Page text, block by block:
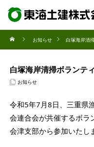
お知らせ 白塚海岸清
白塚海岸清掃ボランテ
お知らせ
令和5年7月8日、三重県
会連合会が共催するボラ
会津支部から参加いたし